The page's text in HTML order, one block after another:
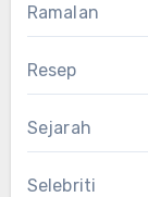
Ramalan
Resep
Sejarah
Selebriti